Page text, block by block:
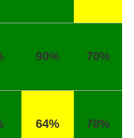
90% 70%
64% 78%
разочарован
но вчера
леща и окуня
исключительно на
этим прогнозом,
активных хищников